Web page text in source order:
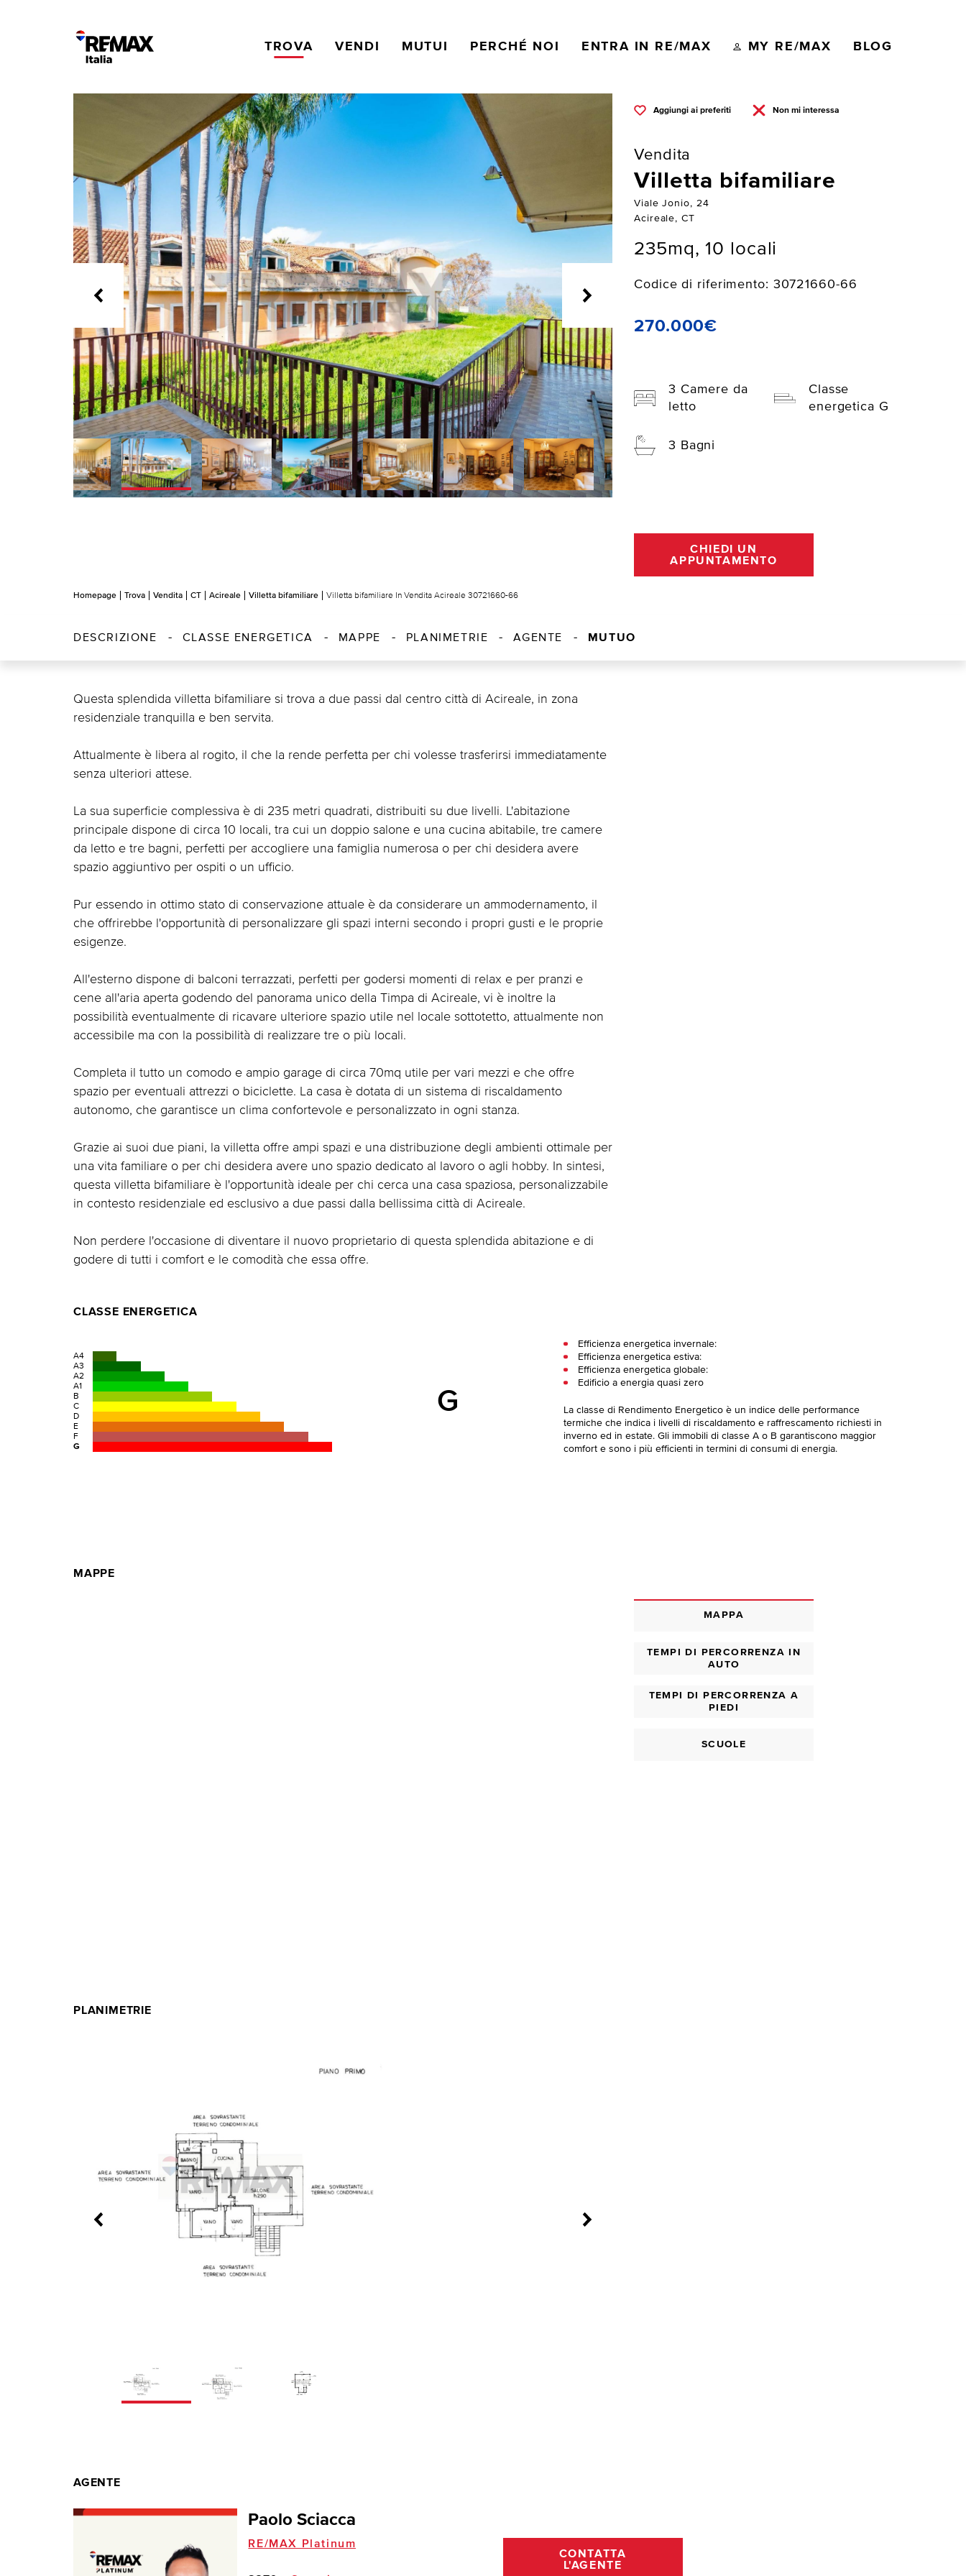
TROVA VENDI MUTUI PERCHÉ NOI ENTRA IN RE/MAX MY RE/MAX BLOG
Aggiungi ai preferiti Non mi interessa
Vendita
Villetta bifamiliare
Viale Jonio, 24
Acireale, CT
235mq, 10 locali
Codice di riferimento: 30721660-66
270.000€
3 Camere da
letto
Classe
energetica G
3 Bagni
CHIEDI UN
APPUNTAMENTO
Homepage Trova Vendita CT Acireale Villetta bifamiliare Villetta bifamiliare In Vendita Acireale 30721660-66
DESCRIZIONE CLASSE ENERGETICA MAPPE PLANIMETRIE AGENTE MUTUO
Questa splendida villetta bifamiliare si trova a due passi dal centro città di Acireale, in zona
residenziale tranquilla e ben servita.
Attualmente è libera al rogito, il che la rende perfetta per chi volesse trasferirsi immediatamente
senza ulteriori attese.
La sua superficie complessiva è di 235 metri quadrati, distribuiti su due livelli. L'abitazione
principale dispone di circa 10 locali, tra cui un doppio salone e una cucina abitabile, tre camere
da letto e tre bagni, perfetti per accogliere una famiglia numerosa o per chi desidera avere
spazio aggiuntivo per ospiti o un ufficio.
Pur essendo in ottimo stato di conservazione attuale è da considerare un ammodernamento, il
che offrirebbe l'opportunità di personalizzare gli spazi interni secondo i propri gusti e le proprie
esigenze.
All'esterno dispone di balconi terrazzati, perfetti per godersi momenti di relax e per pranzi e
cene all'aria aperta godendo del panorama unico della Timpa di Acireale, vi è inoltre la
possibilità eventualmente di ricavare ulteriore spazio utile nel locale sottotetto, attualmente non
accessibile ma con la possibilità di realizzare tre o più locali.
Completa il tutto un comodo e ampio garage di circa 70mq utile per vari mezzi e che offre
spazio per eventuali attrezzi o biciclette. La casa è dotata di un sistema di riscaldamento
autonomo, che garantisce un clima confortevole e personalizzato in ogni stanza.
Grazie ai suoi due piani, la villetta offre ampi spazi e una distribuzione degli ambienti ottimale per
una vita familiare o per chi desidera avere uno spazio dedicato al lavoro o agli hobby. In sintesi,
questa villetta bifamiliare è l'opportunità ideale per chi cerca una casa spaziosa, personalizzabile
in contesto residenziale ed esclusivo a due passi dalla bellissima città di Acireale.
Non perdere l'occasione di diventare il nuovo proprietario di questa splendida abitazione e di
godere di tutti i comfort e le comodità che essa offre.
CLASSE ENERGETICA
A4
A3
A2
A1
B
C
D
E
F
G
G
Efficienza energetica invernale:
Efficienza energetica estiva:
Efficienza energetica globale:
Edificio a energia quasi zero
La classe di Rendimento Energetico è un indice delle performance
termiche che indica i livelli di riscaldamento e raffrescamento richiesti in
inverno ed in estate. Gli immobili di classe A o B garantiscono maggior
comfort e sono i più efficienti in termini di consumi di energia.
MAPPE
MAPPA
TEMPI DI PERCORRENZA IN
AUTO
TEMPI DI PERCORRENZA A
PIEDI
SCUOLE
PLANIMETRIE
AGENTE
Paolo Sciacca
RE/MAX Platinum
CONTATTA
L'AGENTE